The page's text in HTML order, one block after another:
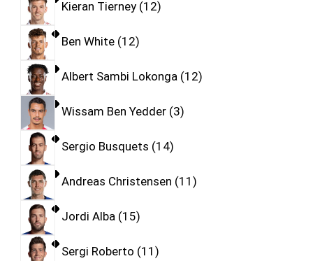
Kieran Tierney 12
Ben White 12
Albert Sambi Lokonga 12
Wissam Ben Yedder 3
Sergio Busquets 14
Andreas Christensen 11
Jordi Alba 15
Sergi Roberto 11